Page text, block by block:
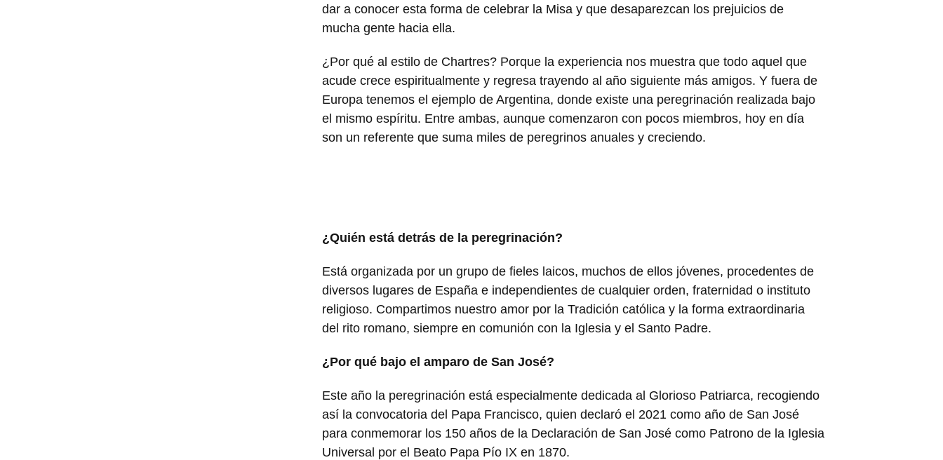
dar a conocer esta forma de celebrar la Misa y que desaparezcan los prejuicios de
mucha gente hacia ella.
¿Por qué al estilo de Chartres? Porque la experiencia nos muestra que todo aquel que
acude crece espiritualmente y regresa trayendo al año siguiente más amigos. Y fuera de
Europa tenemos el ejemplo de Argentina, donde existe una peregrinación realizada bajo
el mismo espíritu. Entre ambas, aunque comenzaron con pocos miembros, hoy en día
son un referente que suma miles de peregrinos anuales y creciendo.
¿Quién está detrás de la peregrinación?
Está organizada por un grupo de fieles laicos, muchos de ellos jóvenes, procedentes de
diversos lugares de España e independientes de cualquier orden, fraternidad o instituto
religioso. Compartimos nuestro amor por la Tradición católica y la forma extraordinaria
del rito romano, siempre en comunión con la Iglesia y el Santo Padre.
¿Por qué bajo el amparo de San José?
Este año la peregrinación está especialmente dedicada al Glorioso Patriarca, recogiendo
así la convocatoria del Papa Francisco, quien declaró el 2021 como año de San José
para conmemorar los 150 años de la Declaración de San José como Patrono de la Iglesia
Universal por el Beato Papa Pío IX en 1870.